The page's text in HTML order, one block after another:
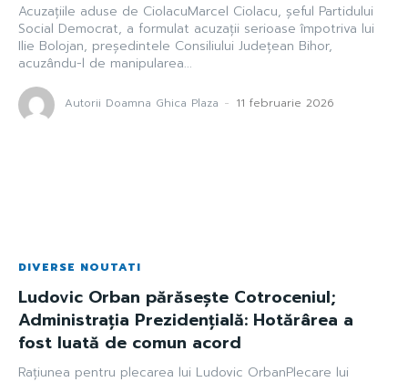
Acuzațiile aduse de CiolacuMarcel Ciolacu, șeful Partidului
Social Democrat, a formulat acuzații serioase împotriva lui
Ilie Bolojan, președintele Consiliului Județean Bihor,
acuzându-l de manipularea...
Autorii Doamna Ghica Plaza - 11 februarie 2026
DIVERSE NOUTATI
Ludovic Orban părăsește Cotroceniul;
Administrația Prezidențială: Hotărârea a
fost luată de comun acord
Rațiunea pentru plecarea lui Ludovic OrbanPlecare lui